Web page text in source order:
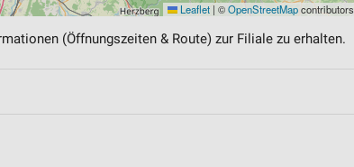
Leaflet | ©OpenStreetMapcontributors
(Öffnungszeiten & Route) zur Filiale zu erhalten.